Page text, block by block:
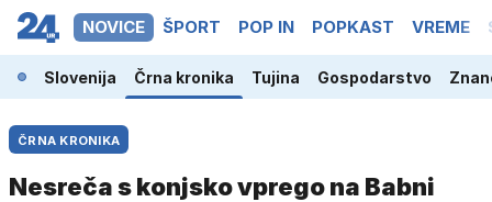
NOVICE ŠPORT POP IN POPKAST VREME
Slovenija Črna kronika Tujina Gospodarstvo
ČRNA KRONIKA
Nesreča s konjsko vprego na Babni